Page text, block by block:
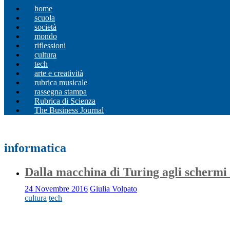
home
scuola
società
mondo
riflessioni
cultura
tech
arte e creatività
rubrica musicale
rassegna stampa
Rubrica di Scienza
The Business Journal
informatica
Dalla macchina di Turing agli
24 Novembre 2016 Giulia Volpato
cultura tech